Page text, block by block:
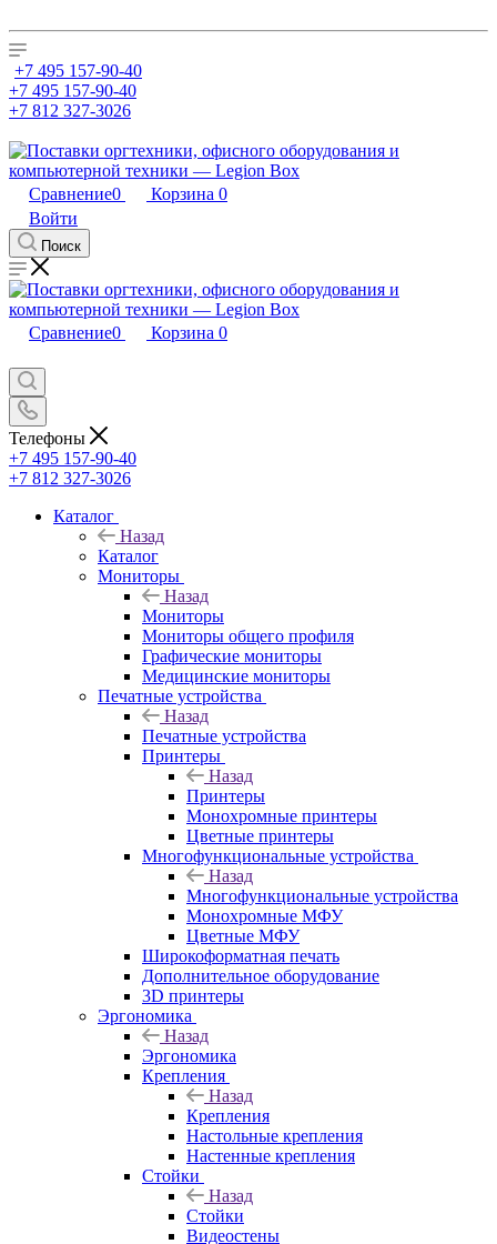
+7 495 157-90-40
+7 495 157-90-40
+7 812 327-3026
Сравнение0 Корзина 0
Войти
Поиск
Сравнение0 Корзина 0
Телефоны
+7 495 157-90-40
+7 812 327-3026
Каталог
Назад
Каталог
Мониторы
Назад
Мониторы
Мониторы общего профиля
Графические мониторы
Медицинские мониторы
Печатные устройства
Назад
Печатные устройства
Принтеры
Назад
Принтеры
Моноxромныe принтеры
Цвeтныe принтеры
Многофункциональные устройства
Назад
Многофункциональные устройства
Монохромные МФУ
Цветные МФУ
Широкоформатная печать
Дополнительное оборудование
3D принтеры
Эргономика
Назад
Эргономика
Крепления
Назад
Крепления
Настольные крепления
Настенные крепления
Стойки
Назад
Стойки
Видеостены